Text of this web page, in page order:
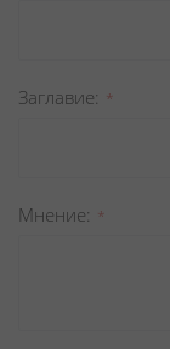
Заглавиe
Мнение